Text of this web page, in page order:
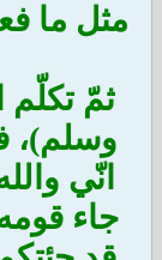
مثل ما
ثمّ تكلّم
وسلم)،
انّي
جاء